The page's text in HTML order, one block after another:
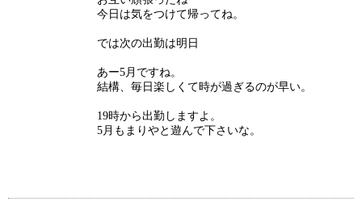
今日は気をつけて帰ってね。
では次の出勤は明日
あー5月ですね。
結構、毎日楽しくて時が過ぎるのが早い。
19時から出勤しますよ。
5月もまりやと遊んで下さいな。